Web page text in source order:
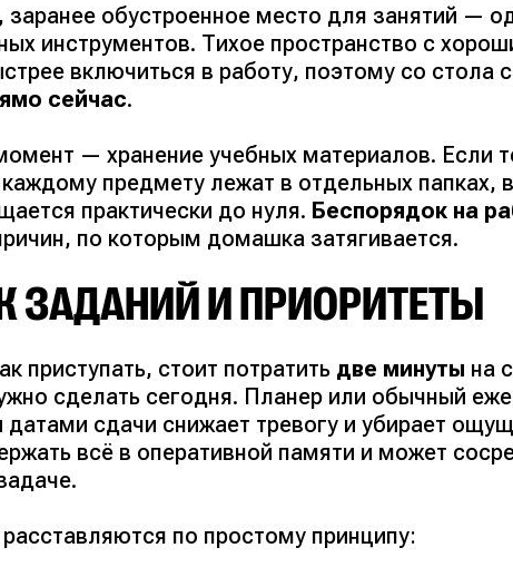
заранее обустроенное место для занятий —
инструментов. Тихое пространство с
включиться в работу, поэтому со стола
сейчас.
— хранение учебных материалов. Если
предмету лежат в отдельных папках,
практически до нуля. Беспорядок на
по которым домашка затягивается.
ЗАДАНИЙ И ПРИОРИТЕТЫ
приступать, стоит потратить две минуты на
сделать сегодня. Планер или обычный
датами сдачи снижает тревогу и убирает
всё в оперативной памяти и может
по простому принципу: